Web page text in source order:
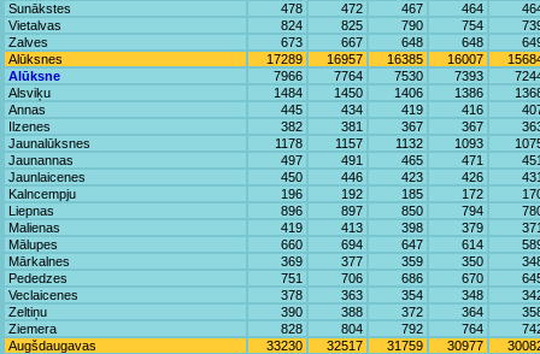
Sunākstes
478 472 467 464
Vietalvas
824 825 790 754
Zalves
673 667 648 648
Alūksnes
17289 16957 16385 16007
Alūksne
7966 7764 7530 7393
Alsviķu
1484 1450 1406 1386
Annas
445 434 419 416
Ilzenes
382 381 367 367
Jaunalūksnes
1178 1157 1132 1093
Jaunannas
497 491 465 471
Jaunlaicenes
450 446 423 426
Kalncempju
196 192 185 172
Liepnas
896 897 850 794
Malienas
419 413 398 379
Mālupes
660 694 647 614
Mārkalnes
369 377 359 350
Pededzes
751 706 686 670
Veclaicenes
378 363 354 348
Zeltiņu
390 388 372 364
Ziemera
828 804 792 764
Augšdaugavas
33230 32517 31759 30977